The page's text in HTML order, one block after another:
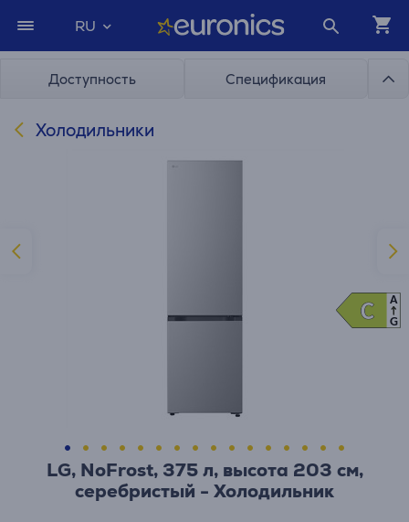
RU
Доступность Спецификация
Холодильники
LG, NoFrost, 375 л, высота 203 см,
cеребристый - Холодильник
C
C
A
G